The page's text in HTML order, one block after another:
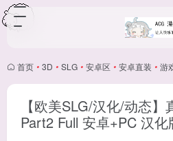
首页 • 3D • SLG • 安卓区 • 安卓直装 • 游
【欧美SLG/汉化/动态
Part2 Full 安卓+PC 汉化